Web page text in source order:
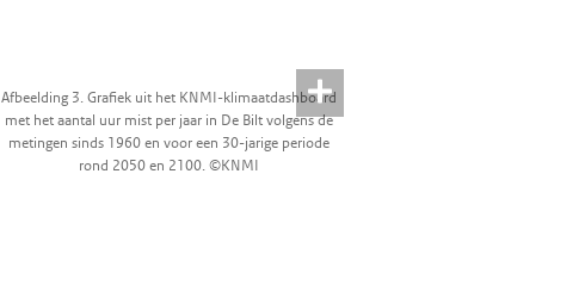
Afbeelding 3. Grafiek uit het KNMI-klimaatdashboard
met het aantal uur mist per jaar in De Bilt volgens de
metingen sinds 1960 en voor een 30-jarige periode
rond 2050 en 2100. ©KNMI